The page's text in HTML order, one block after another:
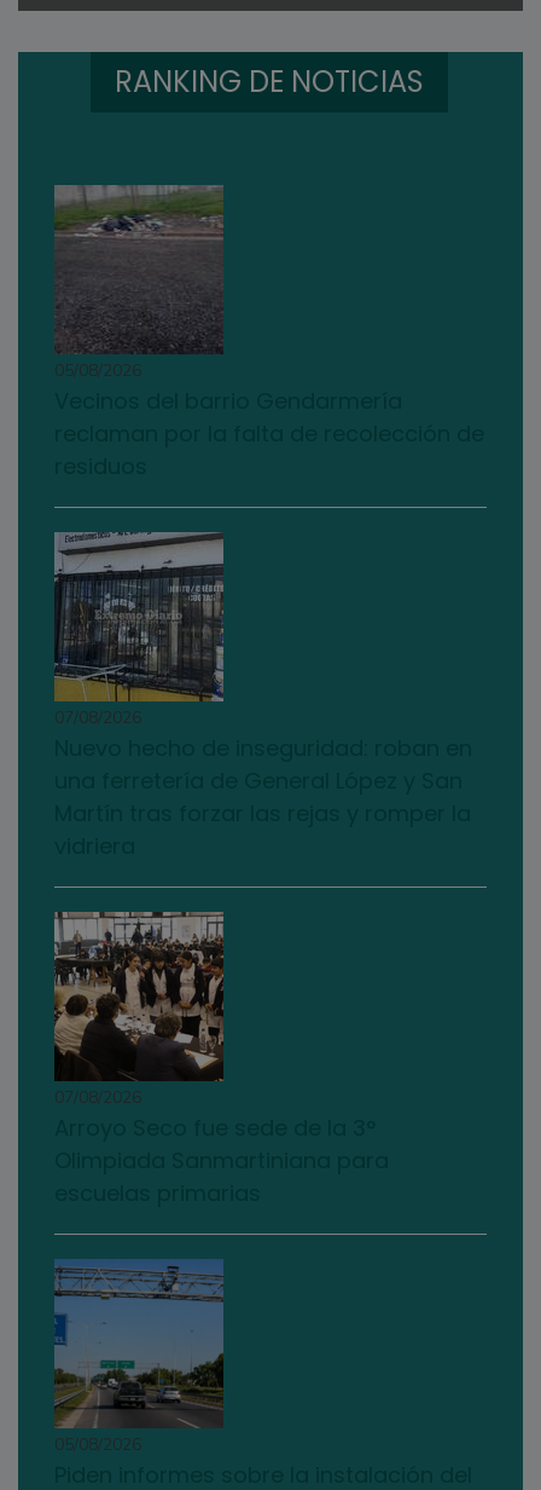
RANKING DE NOTICIAS
05/08/2026
07/08/2026
07/08/2026
05/08/2026